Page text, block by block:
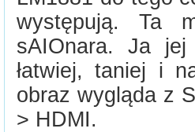
występują. Ta
sAIOnara. Ja jej
łatwiej, taniej i
obraz wygląda z
> HDMI.